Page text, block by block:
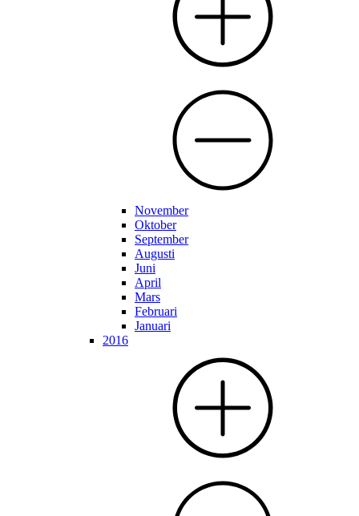
November
Oktober
September
Augusti
Juni
April
Mars
Februari
Januari
2016